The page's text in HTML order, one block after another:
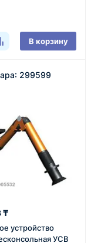
В корзину
299599
₸
устройство
УСВ